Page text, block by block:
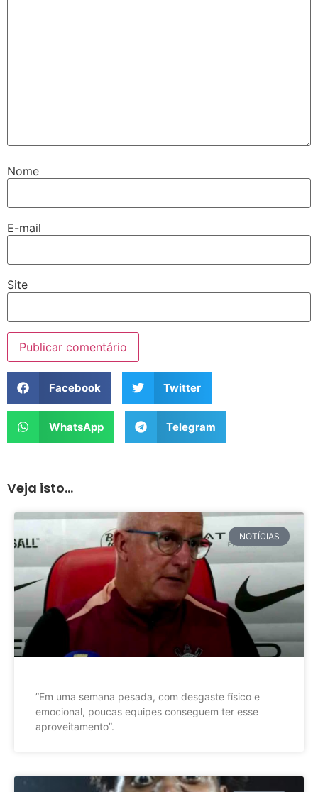
Nome
E-mail
Site
Facebook Twitter
WhatsApp Telegram
Veja isto...
NOTÍCIAS
”Em uma semana pesada, com desgaste físico e
emocional, poucas equipes conseguem ter esse
aproveitamento”.